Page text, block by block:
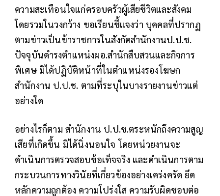
ความสะเทือนใจแก่ครอบครัวผู้เสียชีวิตและสังคม
โดยรวมในวงกว้าง ขอเรียนชี้แจงว่า บุคคลที่ปรากฏ
ตามข่าวเป็นข้าราชการในสังกัดสำนักงานป.ป.ช.
ปัจจุบันดำรงตำแหน่งผอ.สำนักสืบสวนและกิจการ
พิเศษ มิได้ปฏิบัติหน้าที่ในตำแหน่งรองโฆษก
สำนักงาน ป.ป.ช. ตามที่ระบุในบางรายงานข่าวแต่
อย่างใด
อย่างไรก็ตาม สำนักงาน ป.ป.ช.ตระหนักถึงความสูญ
เสียที่เกิดขึ้น มิได้นิ่งนอนใจ โดยหน่วยงานจะ
ดำเนินการตรวจสอบข้อเท็จจริง และดำเนินการตาม
กระบวนการทางวินัยที่เกี่ยวข้องอย่างเคร่งครัด ยึด
หลักความถูกต้อง ความโปร่งใส ความรับผิดชอบต่อ